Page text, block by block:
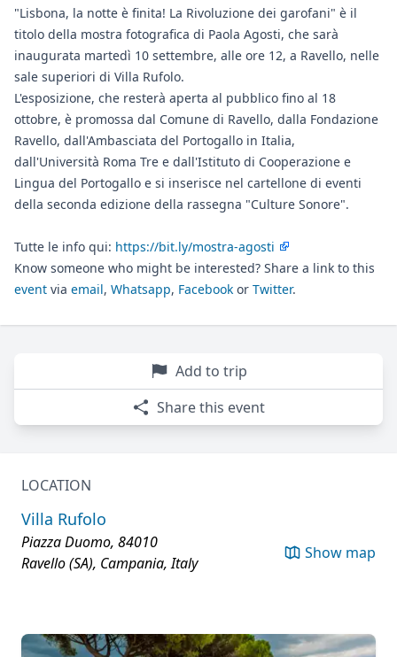
"Lisbona, la notte è finita! La Rivoluzione dei garofani" è il
titolo della mostra fotografica di Paola Agosti, che sarà
inaugurata martedì 10 settembre, alle ore 12, a Ravello, nelle
sale superiori di Villa Rufolo.
L'esposizione, che resterà aperta al pubblico fino al 18
ottobre, è promossa dal Comune di Ravello, dalla Fondazione
Ravello, dall'Ambasciata del Portogallo in Italia,
dall'Università Roma Tre e dall'Istituto di Cooperazione e
Lingua del Portogallo e si inserisce nel cartellone di eventi
della seconda edizione della rassegna "Culture Sonore".
Tutte le info qui: https://bit.ly/mostra-agosti
Know someone who might be interested? Share a link to this
event via email, Whatsapp, Facebook or Twitter.
Add to trip
Share this event
LOCATION
Villa Rufolo
Piazza Duomo, 84010
Ravello (SA), Campania, Italy
Show map